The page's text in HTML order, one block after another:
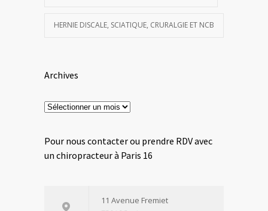
HERNIE DISCALE, SCIATIQUE, CRURALGIE ET NCB
Archives
Pour nous contacter ou prendre RDV avec
un chiropracteur à Paris 16
11 Avenue Fremiet